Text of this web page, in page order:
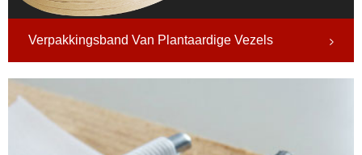
Verpakkingsband Van Plantaardige Vezels